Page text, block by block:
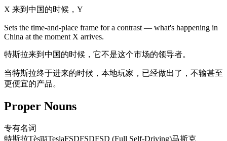
X 来到中国的时候，Y
Sets the time-and-place frame for a contrast — what's happening in
China at the moment X arrives.
特斯拉来到中国的时候，它不是这个市场的领导者。
当特斯拉终于进来的时候，本地玩家，已经做出了，不输甚至
更便宜的产品。
Proper Nouns
专有名词
特斯拉TèsīlāTeslaFSDFSDFSD (Full Self-Driving)马斯克